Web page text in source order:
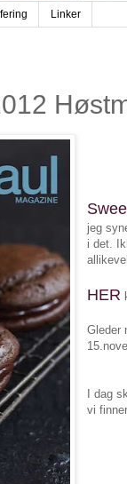
Linker
jeg
i det.
HER
Gleder
I dag
vi